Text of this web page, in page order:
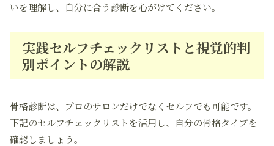
いを理解し、自分に合う診断を心がけてください。
実践セルフチェックリストと視覚的判
別ポイントの解説
骨格診断は、プロのサロンだけでなくセルフでも可能です。
下記のセルフチェックリストを活用し、自分の骨格タイプを
確認しましょう。